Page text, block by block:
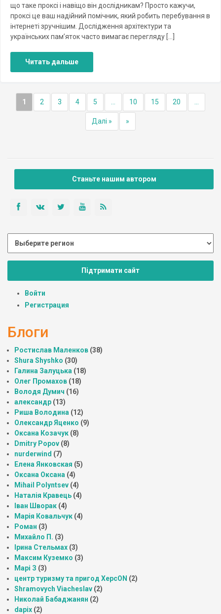
що таке проксі і навіщо він дослідникам? Просто кажучи,
проксі це ваш надійний помічник, який робить перебування в
інтернеті зручнішим. Дослідження архітектури та
українських пам’яток часто вимагає перегляду […]
Читать дальше
1 2 3 4 5 10 15 20
Далі » »
Станьте нашим автором
Підтримати сайт
Войти
Регистрация
Блоги
Ростислав Маленков (38)
Shura Shyshko (30)
Галина Залуцька (18)
Олег Промахов (18)
Володя Думич (16)
александр (13)
Риша Володина (12)
Олександр Яценко (9)
Оксана Козачук (8)
Dmitry Popov (8)
nurderwind (7)
Елена Янковская (5)
Оксана Оксана (4)
Mihail Polyntsev (4)
Наталія Кравець (4)
Іван Шворак (4)
Марія Ковальчук (4)
Роман (3)
Михайло П. (3)
Ірина Стельмах (3)
Максим Куземко (3)
Марі З (3)
центр туризму та пригод ХерсON (2)
Shramovych Viacheslav (2)
Николай Бабаджанян (2)
dapix (2)